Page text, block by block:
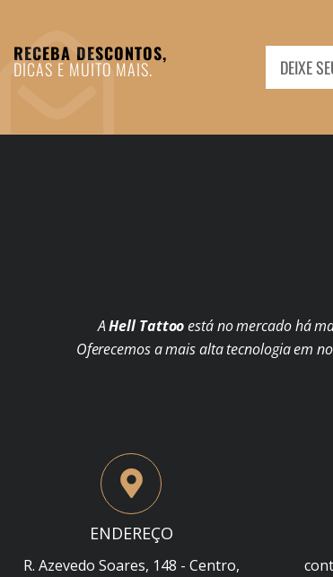
RECEBA DESCONTOS,
DICAS E MUITO MAIS.
AHell Tattooestá no mercado há
Oferecemos a mais alta tecnologia em
ENDEREÇO
R. Azevedo Soares, 148 - Centro,